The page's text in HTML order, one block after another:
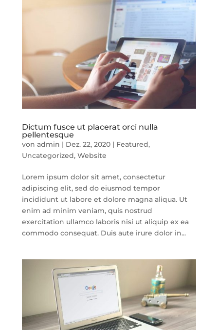
Dictum fusce ut placerat orci nulla
pellentesque
von admin | Dez. 22, 2020| Featured,
Uncategorized, Website
Lorem ipsum dolor sit amet, consectetur
adipiscing elit, sed do eiusmod tempor
incididunt ut labore et dolore magna aliqua. Ut
enim ad minim veniam, quis nostrud
exercitation ullamco laboris nisi ut aliquip ex ea
commodo consequat. Duis aute irure dolor in...